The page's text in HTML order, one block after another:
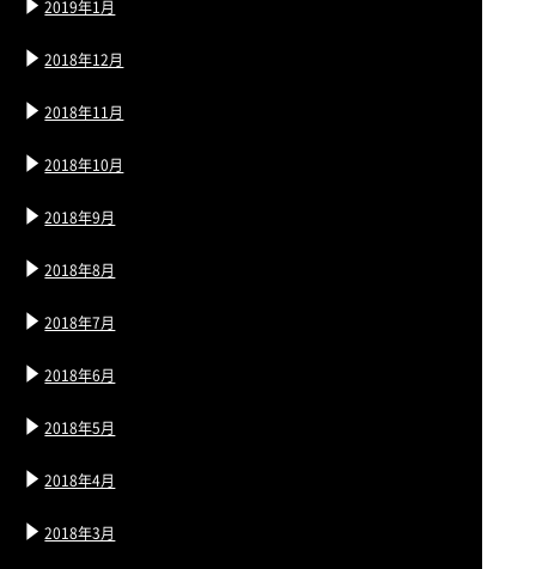
2019年1月
2018年12月
2018年11月
2018年10月
2018年9月
2018年8月
2018年7月
2018年6月
2018年5月
2018年4月
2018年3月